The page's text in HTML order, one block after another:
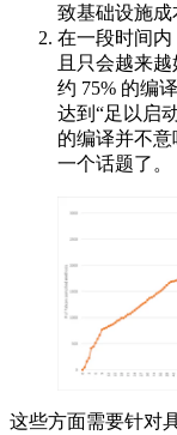
致基础设施成
在一段时间内
且只会越来
约 75% 的编
达到“足以启
的编译并不
一个话题了。
这些方面需要针对